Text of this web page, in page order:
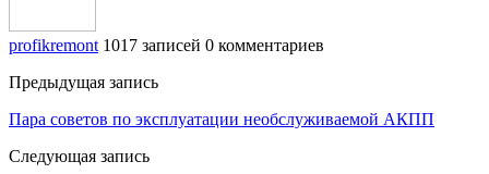
profikremont 1017 записей 0 комментариев
Предыдущая запись
Пара советов по эксплуатации необслуживаемой АКПП
Следующая запись